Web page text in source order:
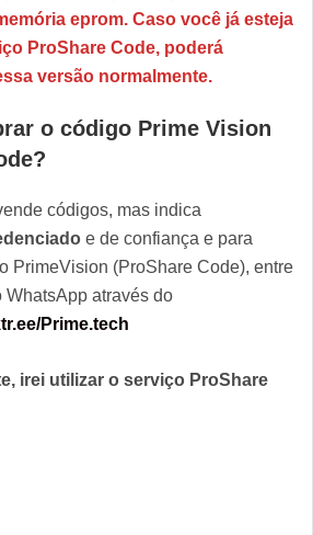
eprom. Caso você já esteja
ProShare Code, poderá
versão normalmente.
o código Prime Vision
códigos, mas indica
e de confiança e para
PrimeVision (ProShare Code), entre
WhatsApp através do
Prime.tech
irei utilizar o serviço ProShare